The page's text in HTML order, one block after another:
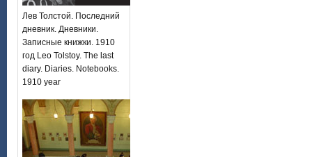
Лев Толстой. Последний
дневник. Дневники.
Записные книжки. 1910
год Leo Tolstoy. The last
diary. Diaries. Notebooks.
1910 year